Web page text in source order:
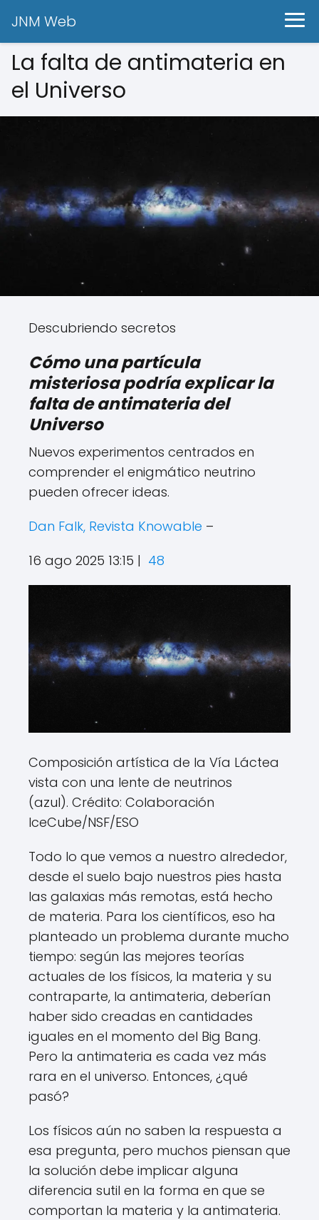
JNM Web
La falta de antimateria en
el Universo
Descubriendo secretos
Cómo una partícula
misteriosa podría explicar la
falta de antimateria del
Universo
Nuevos experimentos centrados en
comprender el enigmático neutrino
pueden ofrecer ideas.
Dan Falk, Revista Knowable –
16 ago 2025 13:15 | 48
Composición artística de la Vía Láctea
vista con una lente de neutrinos
(azul). Crédito: Colaboración
IceCube/NSF/ESO
Todo lo que vemos a nuestro alrededor,
desde el suelo bajo nuestros pies hasta
las galaxias más remotas, está hecho
de materia. Para los científicos, eso ha
planteado un problema durante mucho
tiempo: según las mejores teorías
actuales de los físicos, la materia y su
contraparte, la antimateria, deberían
haber sido creadas en cantidades
iguales en el momento del Big Bang.
Pero la antimateria es cada vez más
rara en el universo. Entonces, ¿qué
pasó?
Los físicos aún no saben la respuesta a
esa pregunta, pero muchos piensan que
la solución debe implicar alguna
diferencia sutil en la forma en que se
comportan la materia y la antimateria.